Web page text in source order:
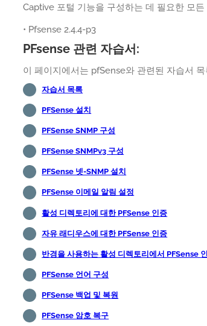
Captive 포털 기능을 구성하는 데 필요한 모
• Pfsense 2.4.4-p3
PFsense 관련 자습서:
이 페이지에서는 pfSense와 관련된 자습서
자습서 목록
PFSense 설치
PFSense SNMP 구성
PFSense SNMPv3 구성
PFSense 넷-SNMP 설치
PFSense 이메일 알림 설정
활성 디렉토리에 대한 PFSense 인증
자유 래디우스에 대한 PFSense 인증
반경을 사용하는 활성 디렉토리에서 PFSense
PFSense 언어 구성
PFSense 백업 및 복원
PFSense 암호 복구